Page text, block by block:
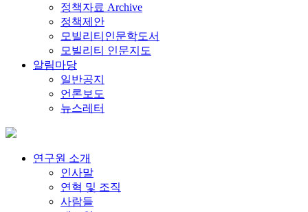
정책자료 Archive
정책제안
모빌리티인문학도서
모빌리티 인문지도
알림마당
일반공지
언론보도
뉴스레터
연구원 소개
인사말
연혁 및 조직
사람들